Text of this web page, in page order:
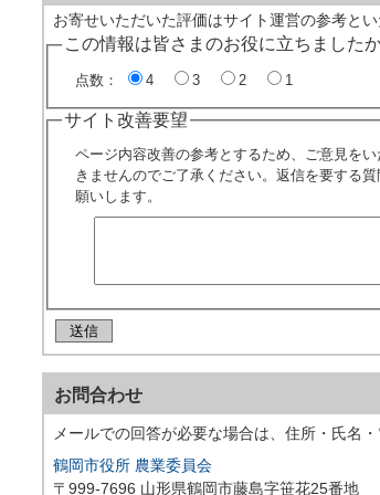
お寄せいただいた評価はサイト運営の参考とい
この情報は皆さまのお役に立ちました
点数： 4 3 2 1
サイト改善要望
ページ内容改善の参考とするため、ご意見を
きませんのでご了承ください。返信を要する
願いします。
お問合わせ
メールでの回答が必要な場合は、住所・氏名
鶴岡市役所 農業委員会
〒999-7696 山形県鶴岡市藤島字笹花25番地